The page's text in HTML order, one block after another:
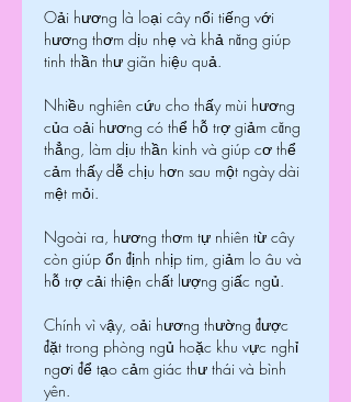
Oải hương là loại cây nổi tiếng với
hương thơm dịu nhẹ và khả năng giúp
tinh thần thư giãn hiệu quả.
Nhiều nghiên cứu cho thấy mùi hương
của oải hương có thể hỗ trợ giảm căng
thẳng, làm dịu thần kinh và giúp cơ thể
cảm thấy dễ chịu hơn sau một ngày dài
mệt mỏi.
Ngoài ra, hương thơm tự nhiên từ cây
còn giúp ổn định nhịp tim, giảm lo âu và
hỗ trợ cải thiện chất lượng giấc ngủ.
Chính vì vậy, oải hương thường được
đặt trong phòng ngủ hoặc khu vực nghỉ
ngơi để tạo cảm giác thư thái và bình
yên.